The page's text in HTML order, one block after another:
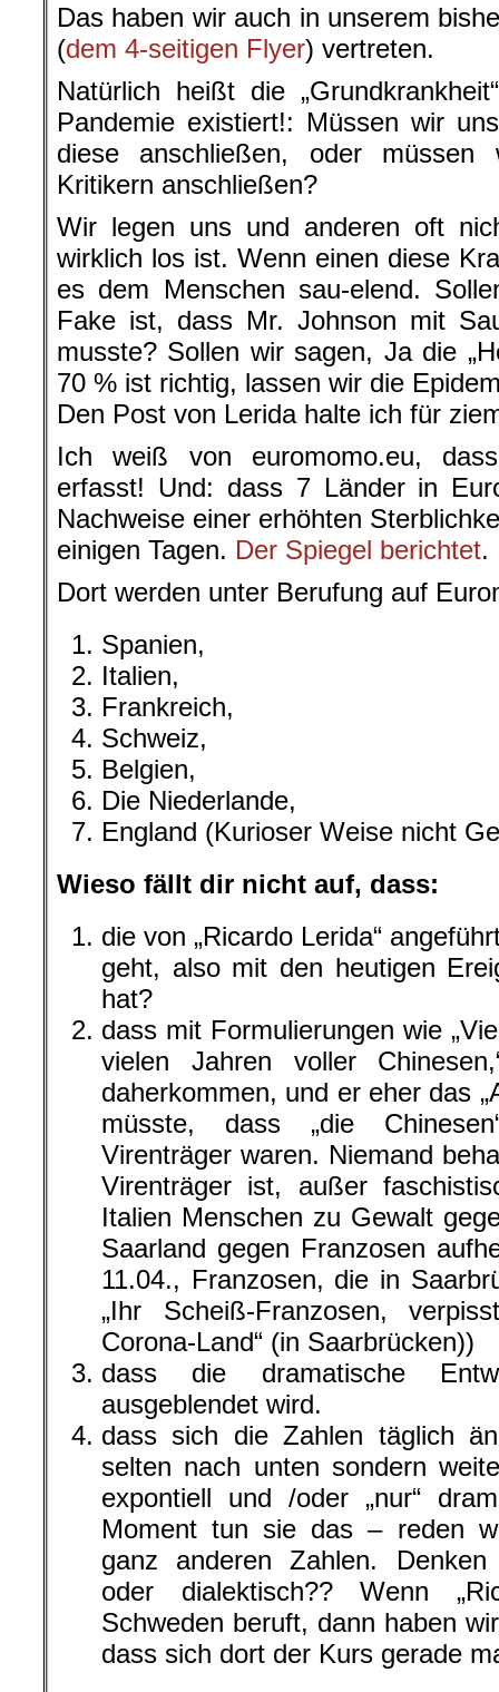
Das haben wir auch in unserem
(dem 4-seitigen Flyer) vertreten.
Natürlich heißt die
Pandemie existiert!: Müssen wir
diese anschließen, oder
Kritikern anschließen?
Wir legen uns und anderen oft
wirklich los ist. Wenn einen diese
es dem Menschen sau-elend.
Fake ist, dass Mr. Johnson mit
musste? Sollen wir sagen, Ja die
70 % ist richtig, lassen wir die
Den Post von Lerida halte ich für
Ich weiß von euromomo.eu,
erfasst! Und: dass 7 Länder in
Nachweise einer erhöhten
einigen Tagen. Der Spiegel berichtet.
Dort werden unter Berufung auf
Spanien,
Italien,
Frankreich,
Schweiz,
Belgien,
Die Niederlande,
England (Kurioser Weise nicht
Wieso fällt dir nicht auf, dass:
die von „Ricardo Lerida“
geht, also mit den heutigen
hat?
dass mit Formulierungen wie
vielen Jahren voller
daherkommen, und er eher das
müsste, dass „die
Virenträger waren. Niemand
Virenträger ist, außer
Italien Menschen zu Gewalt
Saarland gegen Franzosen
11.04., Franzosen, die in
„Ihr Scheiß-Franzosen,
Corona-Land“ (in Saarbrücken))
dass die dramatische
ausgeblendet wird.
dass sich die Zahlen täglich
selten nach unten sondern
expontiell und /oder „nur“
Moment tun sie das – reden
ganz anderen Zahlen. Denken
oder dialektisch?? Wenn
Schweden beruft, dann haben
dass sich dort der Kurs gerade